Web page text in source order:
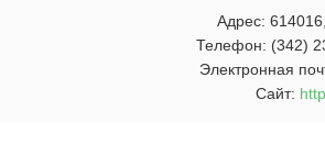
Адрес:
Телефон: (342)
Электронная
Сайт: